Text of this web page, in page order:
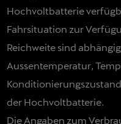
Hochvoltbatterie
Fahrsituation zur
Reichweite sind
Aussentemperatur,
der Hochvoltbatterie.
Die Angaben zum